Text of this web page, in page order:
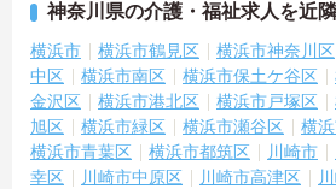
神奈川県の介護・福祉求人を近
横浜市 横浜市鶴見区 横浜市神奈川区
中区
横浜市南区 横浜市保土ケ谷区
金沢区
横浜市港北区 横浜市戸塚区
旭区
横浜市緑区 横浜市瀬谷区 横
横浜市青葉区
横浜市都筑区 川崎市
幸区
川崎市中原区 川崎市高津区